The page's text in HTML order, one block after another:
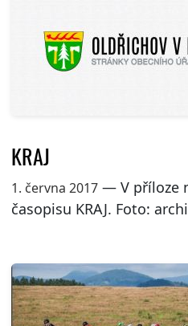
KRAJ
1. června 2017— V příloze
časopisu KRAJ. Foto: